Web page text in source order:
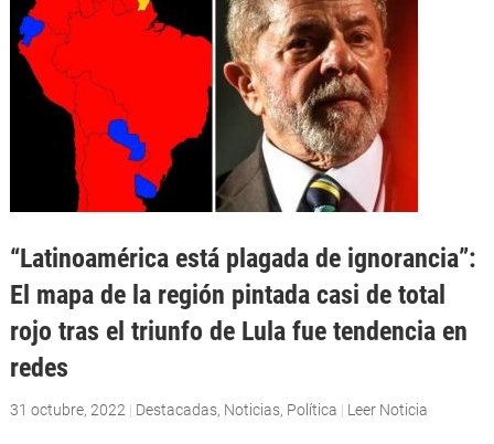
“Latinoamérica está plagada de ignorancia”:
El mapa de la región pintada casi de total
rojo tras el triunfo de Lula fue tendencia en
redes
31 octubre, 2022 | Destacadas, Noticias, Política | Leer Noticia